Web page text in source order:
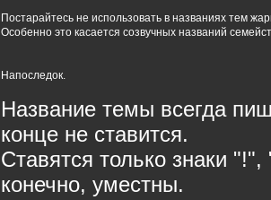
Постарайтесь не использовать в названиях тем
Особенно это касается созвучных названий
Напоследок.
Название темы всегда
конце не ставится.
Ставятся только знаки
конечно, уместны.